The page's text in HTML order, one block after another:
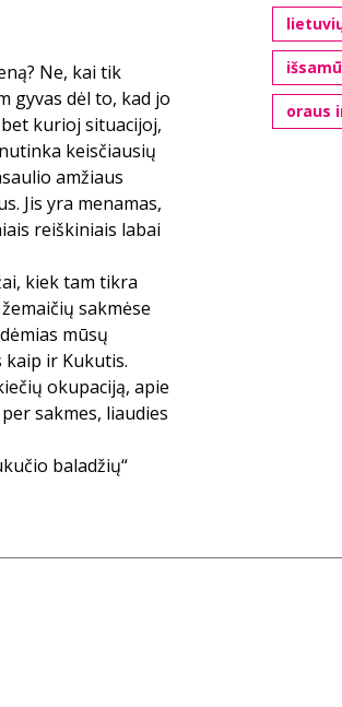
Ne, kai tik
gyvas dėl to, kad jo
kurioj situacijoj,
keisčiausių
amžiaus
Jis yra menamas,
reiškiniais labai
kiek tam tikra
sakmėse
mūsų
kaip ir Kukutis.
okupaciją, apie
sakmes, liaudies
baladžių“
oraus